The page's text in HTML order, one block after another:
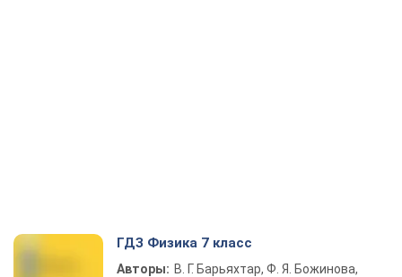
ГДЗ Физика 7 класс
Авторы: В. Г. Барьяхтар, Ф. Я. Божинова,